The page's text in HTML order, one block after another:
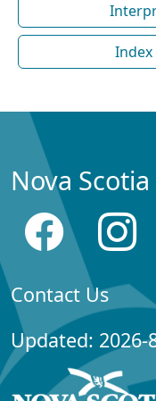
Nova
Contact Us
Updated: 2026-